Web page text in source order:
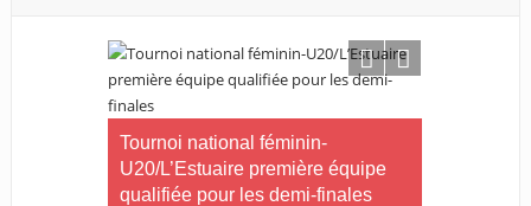
Tournoi national féminin-
U20/L’Estuaire première équipe
qualifiée pour les demi-finales